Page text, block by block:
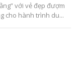
với vẻ đẹp đượm
cho hành trình du...